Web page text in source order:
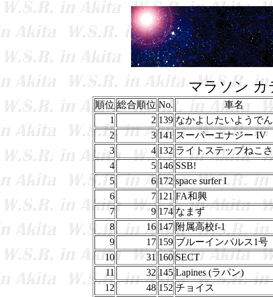
マラソン
順位 総合順位 No.
車名
1
2 139 なかよしたいようで
2
3 141 スーパーエナジー IV
3
4 132 ライトステップねこ
4
5 146 SSB!
5
6 172 space surfer I
6
7 121 FA和興
7
9 174 なまず
8
16 147 附属高校f-1
9
17 159 ブルーインパルス1号
10
31 160 SECT
11
32 145 Lapines (ラパン)
12
48 152 チョイス